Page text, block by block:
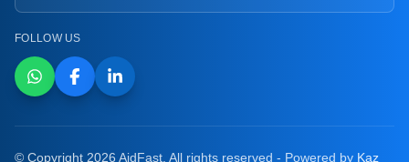
FOLLOW US
© Copyright 2026 AidFast. All rights reserved - Powered by Kaz